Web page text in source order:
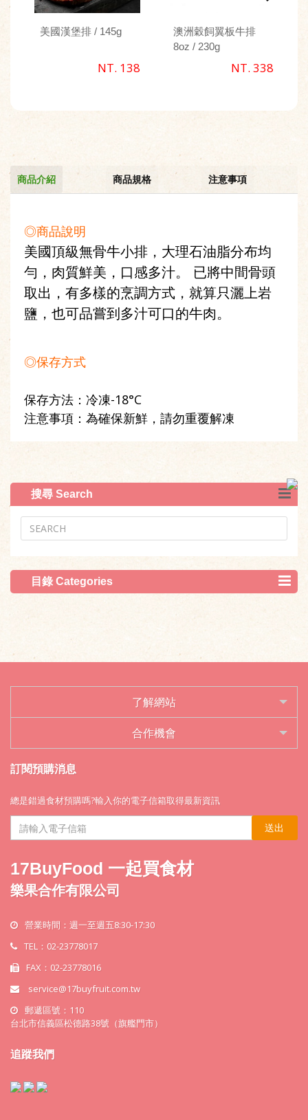
美國漢堡排 / 145g
NT. 138
澳洲穀飼翼板牛排
8oz / 230g
NT. 338
商品介紹 商品規格 注意事項
◎商品說明
美國頂級無骨牛小排，大理石油脂分布均
勻，肉質鮮美，口感多汁。 已將中間骨頭
取出，有多樣的烹調方式，就算只灑上岩
鹽，也可品嘗到多汁可口的牛肉。
◎保存方式
保存方法：冷凍-18°C
注意事項：為確保新鮮，請勿重覆解凍
搜尋 Search
目錄 Categories
了解網站
合作機會
訂閱預購消息
總是錯過食材預購嗎?輸入你的電子信箱取得最新資訊
送出
17BuyFood 一起買食材
樂果合作有限公司
營業時間：週一至週五8:30-17:30
TEL：02-23778017
FAX：02-23778016
service@17buyfruit.com.tw
郵遞區號：110
台北市信義區松德路38號（旗艦門市）
追蹤我們